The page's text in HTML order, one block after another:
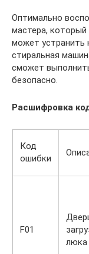
Оптимально
мастера,
может устранить
стиральная
сможет
безопасно.
Расшифровка
Код
ошибки
F01
люка